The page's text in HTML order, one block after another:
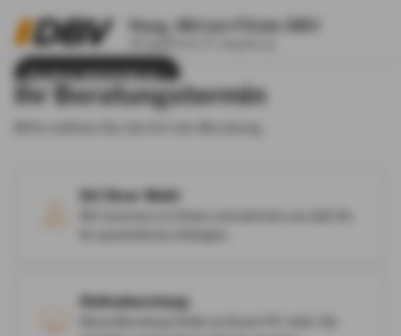
Haag, Miriam Filiale DBV
FILIALE WECHSELN
Ihr Beratungstermin
Ort Ihrer Wahl
Onlineberatung